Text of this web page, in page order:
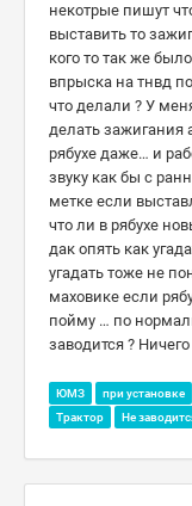
некотрые пишут
выставить то
кого то так же
впрыска на тнвд
что делали ? У
делать зажигания
рябухе даже… и
звуку как бы с
метке если
что ли в рябухе
дак опять как
угадать тоже не
маховике если
пойму … по
заводится ?
ЮМЗ при установке
Трактор
Не